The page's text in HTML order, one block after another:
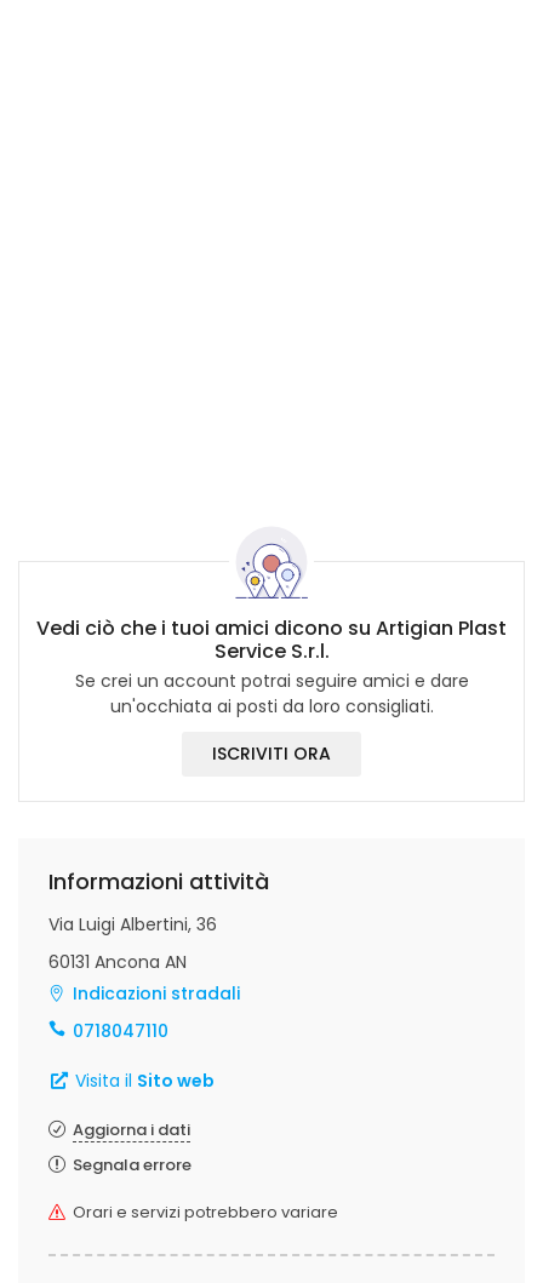
Vedi ciò che i tuoi amici dicono su Artigian Plast
Service S.r.l.
Se crei un account potrai seguire amici e dare
un'occhiata ai posti da loro consigliati.
ISCRIVITI ORA
Informazioni attività
Via Luigi Albertini, 36
60131 Ancona AN
Indicazioni stradali
0718047110
Visita il Sito web
Aggiorna i dati
Segnala errore
Orari e servizi potrebbero variare